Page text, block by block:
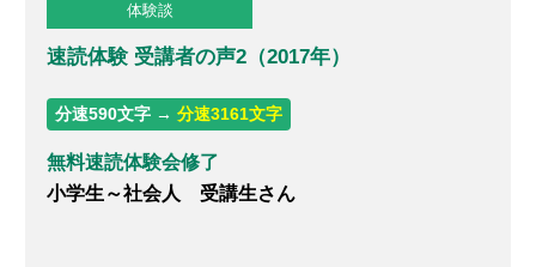
実績
体験談
速読体験 受講者の声2（2017年）
分速590文字 →分速3161文字
無料速読体験会修了
小学生～社会人 受講生さん